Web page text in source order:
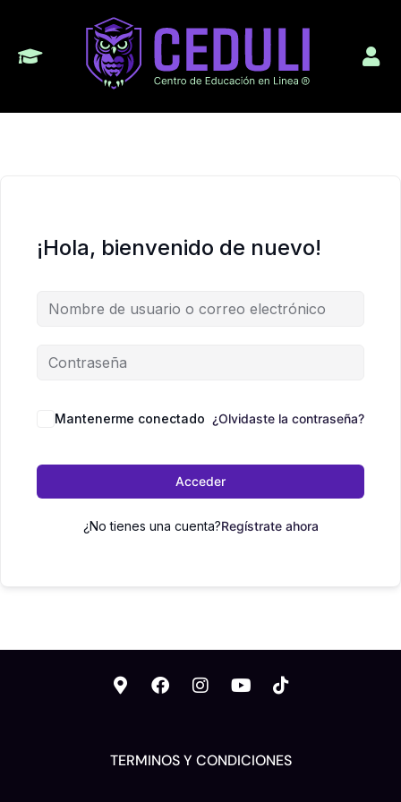
¡Hola, bienvenido de nuevo!
Mantenerme conectado ¿Olvidaste la contraseña?
Acceder
¿No tienes una cuenta?Regístrate ahora
TERMINOS Y CONDICIONES